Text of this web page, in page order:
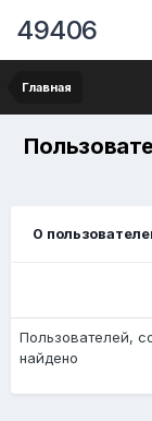
49406
Главная
0
Пользователей,
найдено